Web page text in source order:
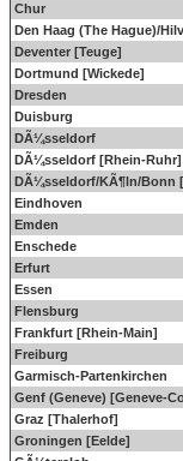
Chur
Den Haag (The Hague)/
Deventer [Teuge]
Dortmund [Wickede]
Dresden
Duisburg
DÃ¼sseldorf
DÃ¼sseldorf [Rhein-Ruhr]
DÃ¼sseldorf/KÃ¶ln/Bonn
Eindhoven
Emden
Enschede
Erfurt
Essen
Flensburg
Frankfurt [Rhein-Main]
Freiburg
Garmisch-Partenkirchen
Genf (Geneve) [Geneve-
Graz [Thalerhof]
Groningen [Eelde]